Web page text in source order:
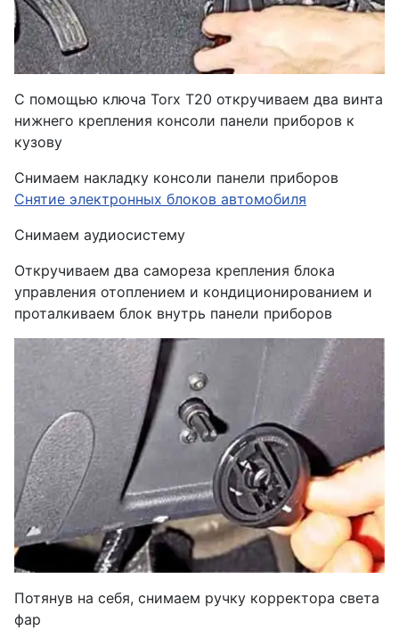
С помощью ключа Torx T20 откручиваем два винта
нижнего крепления консоли панели приборов к
кузову
Снимаем накладку консоли панели приборов
Снятие электронных блоков автомобиля
Снимаем аудиосистему
Откручиваем два самореза крепления блока
управления отоплением и кондиционированием и
проталкиваем блок внутрь панели приборов
Потянув на себя, снимаем ручку корректора света
фар